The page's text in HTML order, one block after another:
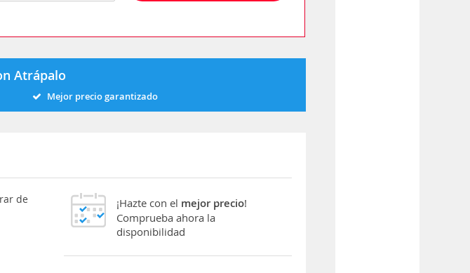
Atrápalo
Mejor precio garantizado
de
¡Hazte con el mejor precio!
Comprueba ahora la
disponibilidad